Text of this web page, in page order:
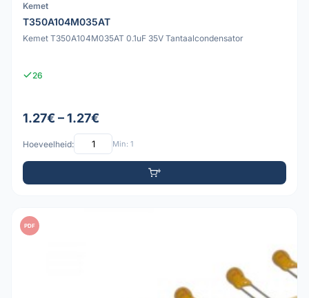
Kemet
T350A104M035AT
Kemet T350A104M035AT 0.1uF 35V Tantaalcondensator
26
1.27€ – 1.27€
Hoeveelheid: Min: 1
PDF